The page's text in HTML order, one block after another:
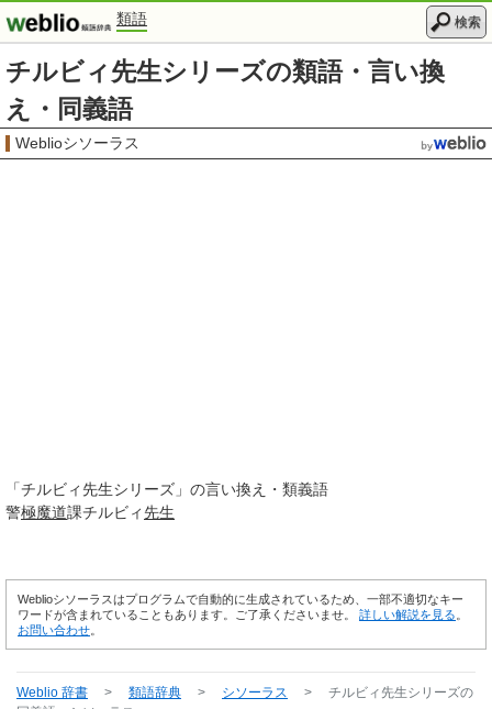
類語 検索
チルビィ先生シリーズの類語・言い換
え・同義語
Weblioシソーラス
「チルビィ先生シリーズ 」の言い換え・類義語
警極魔道課チルビィ先生
Weblioシソーラスはプログラムで自動的に生成されているため、一部不適切なキー
ワードが含まれていることもあります。ご了承くださいませ。 詳しい解説を見る
お問い合わせ
Weblio 辞書 > 類語辞典 > シソーラス > チルビィ先生シリーズの